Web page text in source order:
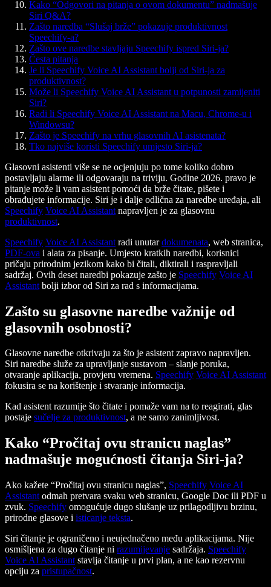
Kako “Odgovori na pitanja o ovom dokumentu” nadmašuje
Siri Q&A?
Zašto naredba “Slušaj brže” pokazuje produktivnost
Speechify-a?
Zašto ove naredbe stavljaju Speechify ispred Siri-ja?
Česta pitanja
Je li Speechify Voice AI Assistant bolji od Siri-ja za
produktivnost?
Može li Speechify Voice AI Assistant u potpunosti zamijeniti
Siri?
Radi li Speechify Voice AI Assistant na Macu, Chrome-u i
Windowsu?
Zašto je Speechify na vrhu glasovnih AI asistenata?
Tko najviše koristi Speechify umjesto Siri-ja?
Glasovni asistenti više se ne ocjenjuju po tome koliko dobro
postavljaju alarme ili odgovaraju na triviju. Godine 2026. pravo je
pitanje može li vam asistent pomoći da brže čitate, pišete i
obrađujete informacije. Siri je i dalje odlična za naredbe uređaja, ali
Speechify Voice AI Assistant napravljen je za glasovnu
produktivnost.
Speechify Voice AI Assistant radi unutardokumenata, web stranica,
PDF-ova i alata za pisanje. Umjesto kratkih naredbi, korisnici
pričaju prirodnim jezikom kako bi čitali, diktirali i raspravljali
sadržaj. Ovih deset naredbi pokazuje zašto je Speechify Voice AI
Assistant bolji izbor od Siri za rad s informacijama.
Zašto su glasovne naredbe važnije od
glasovnih osobnosti?
Glasovne naredbe otkrivaju za što je asistent zapravo napravljen.
Siri naredbe služe za upravljanje sustavom – slanje poruka,
otvaranje aplikacija, provjeru vremena. Speechify Voice AI Assistant
fokusira se na korištenje i stvaranje informacija.
Kad asistent razumije što čitate i pomaže vam na to reagirati, glas
postaje sučelje za produktivnost, a ne samo zanimljivost.
Kako “Pročitaj ovu stranicu naglas”
nadmašuje mogućnosti čitanja Siri-ja?
Ako kažete “Pročitaj ovu stranicu naglas”, Speechify Voice AI
Assistant odmah pretvara svaku web stranicu, Google Doc ili PDF u
zvuk. Speechify omogućuje dugo slušanje uz prilagodljivu brzinu,
prirodne glasove i isticanje teksta.
Siri čitanje je ograničeno i neujednačeno među aplikacijama. Nije
osmišljena za dugo čitanje ni razumijevanje sadržaja. Speechify
Voice AI Assistant stavlja čitanje u prvi plan, a ne kao rezervnu
opciju za pristupačnost.